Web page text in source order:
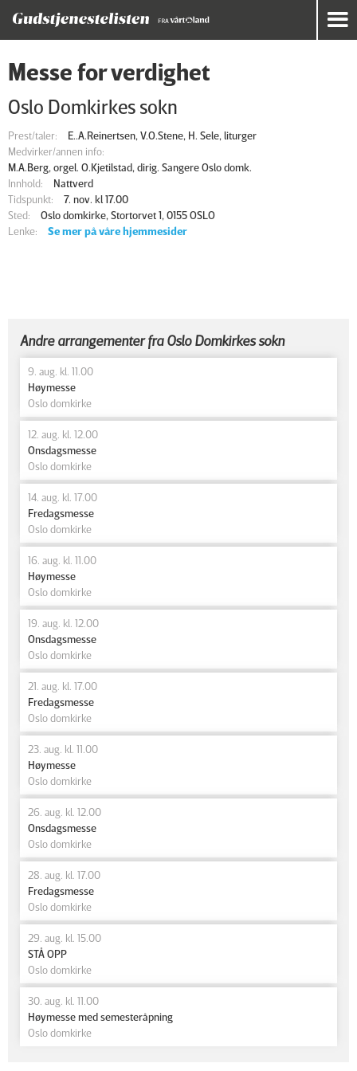
Messe for verdighet
Oslo Domkirkes sokn
Prest/taler:
E..A.Reinertsen, V.O.Stene, H. Sele, liturger
Medvirker/annen info:
M.A.Berg, orgel. O.Kjetilstad, dirig. Sangere Oslo domk.
Innhold:
Nattverd
Tidspunkt:
7. nov. kl 17.00
Sted:
Oslo domkirke, Stortorvet 1, 0155 OSLO
Lenke:
Se mer på våre hjemmesider
Andre arrangementer fra Oslo Domkirkes sokn
9. aug. kl. 11.00
Høymesse
Oslo domkirke
12. aug. kl. 12.00
Onsdagsmesse
Oslo domkirke
14. aug. kl. 17.00
Fredagsmesse
Oslo domkirke
16. aug. kl. 11.00
Høymesse
Oslo domkirke
19. aug. kl. 12.00
Onsdagsmesse
Oslo domkirke
21. aug. kl. 17.00
Fredagsmesse
Oslo domkirke
23. aug. kl. 11.00
Høymesse
Oslo domkirke
26. aug. kl. 12.00
Onsdagsmesse
Oslo domkirke
28. aug. kl. 17.00
Fredagsmesse
Oslo domkirke
29. aug. kl. 15.00
STÅ OPP
Oslo domkirke
30. aug. kl. 11.00
Høymesse med semesteråpning
Oslo domkirke